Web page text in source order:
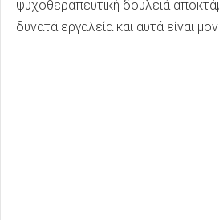
ψυχοθεραπευτική δουλειά
δυνατά εργαλεία και αυτά είναι